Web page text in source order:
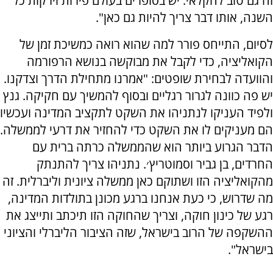
השנה, אותו דבר צריך להיות גם כאן".
לסיום, התייחס פורר למה שהוא רואה כמשיכת זמן של
הקואליציה, כדי לקבל את מבוקשה בנושא הרפורמה
והוועדה לבחירת שופטים: "אמרנו מתחילת הדרך וצדקנו.
יש פה כוונה לגרור רגליים ובסוף להמשיך עם חקיקה. גנץ
ולפיד העניקו לנתניהו את השקט לתקציב המדינה ועכשיו
הם מעניקים לו את השקט כדי להחזיר את דרעי לממשלה.
הדבר הגרוע ביותר הוא שהממשלה כרתה ברית עם
החרדים, בן גביר וסמוטריץ׳. נתניהו צריך להתנתק
מהקואליציה הזו ושתוקם כאן ממשלה ציונית וליברלית. זה
מה שדרוש, כי כעת אנחנו ברגע מכונן בתולדות המדינה,
רגע של כינון חוקה, וצריך שהחוקה הזו תיכתב ותייצג את
ההשקפה של הרוב בישראל, שזה הציבור הליברלי והציוני
בישראל".